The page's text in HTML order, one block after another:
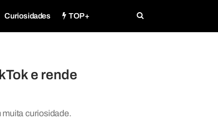
Curiosidades TOP+
e rende
curiosidade.